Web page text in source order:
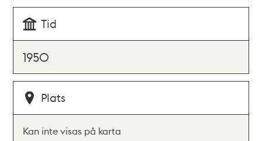
Tid
1950
Plats
Kan inte visas på karta